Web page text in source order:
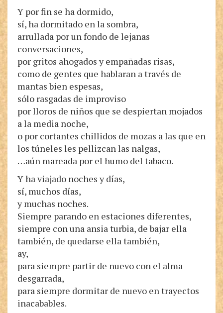
Y por fin se ha dormido,
sí, ha dormitado en la sombra,
arrullada por un fondo de lejanas
conversaciones,
por gritos ahogados y empañadas risas,
como de gentes que hablaran a través de
mantas bien espesas,
sólo rasgadas de improviso
por lloros de niños que se despiertan mojados
a la media noche,
o por cortantes chillidos de mozas a las que en
los túneles les pellizcan las nalgas,
…aún mareada por el humo del tabaco.
Y ha viajado noches y días,
sí, muchos días,
y muchas noches.
Siempre parando en estaciones diferentes,
siempre con una ansia turbia, de bajar ella
también, de quedarse ella también,
ay,
para siempre partir de nuevo con el alma
desgarrada,
para siempre dormitar de nuevo en trayectos
inacabables.